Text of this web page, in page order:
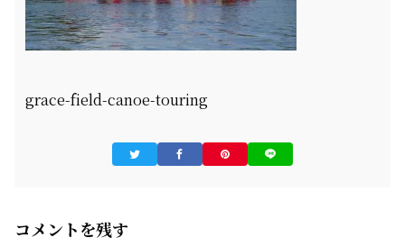
grace-field-canoe-touring
コメントを残す